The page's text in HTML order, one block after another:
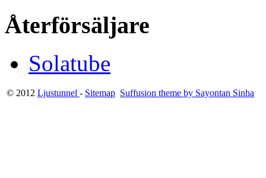
Återförsäljare
Solatube
© 2012 Ljustunnel - Sitemap Suffusion theme by Sayontan Sinha